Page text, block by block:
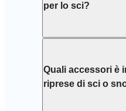
per lo sci?
Quali accessori è
riprese di sci o